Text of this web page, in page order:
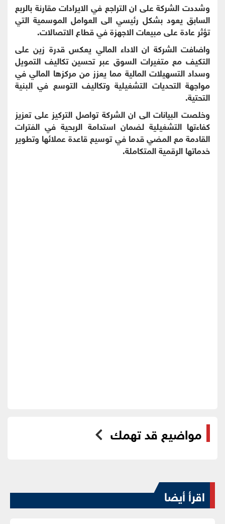
وشددت الشركة على ان التراجع في الايرادات مقارنة بالربع
السابق يعود بشكل رئيسي الى العوامل الموسمية التي
تؤثر عادة على مبيعات الاجهزة في قطاع الاتصالات.
واضافت الشركة ان الاداء المالي يعكس قدرة زين على
التكيف مع متغيرات السوق عبر تحسين تكاليف التمويل
وسداد التسهيلات المالية مما يعزز من مركزها المالي في
مواجهة التحديات التشغيلية وتكاليف التوسع في البنية
التحتية.
وخلصت البيانات الى ان الشركة تواصل التركيز على تعزيز
كفاءتها التشغيلية لضمان استدامة الربحية في الفترات
القادمة مع المضي قدما في توسيع قاعدة عملائها وتطوير
خدماتها الرقمية المتكاملة.
مواضيع قد تهمك
اقرأ أيضا